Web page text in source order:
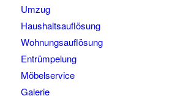
Umzug
Haushaltsauflösung
Wohnungsauflösung
Entrümpelung
Möbelservice
Galerie